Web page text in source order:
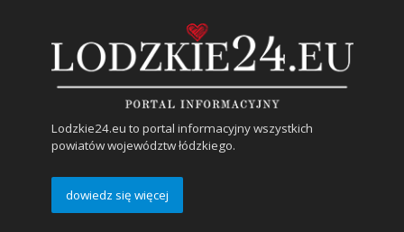
Lodzkie24.eu to portal informacyjny wszystkich
powiatów województw łódzkiego.
dowiedz się więcej